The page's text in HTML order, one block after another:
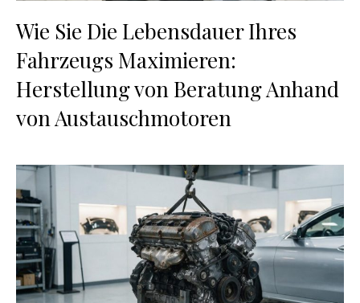
Wie Sie Die Lebensdauer Ihres
Fahrzeugs Maximieren:
Herstellung von Beratung Anhand
von Austauschmotoren